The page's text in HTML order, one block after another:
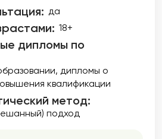
да
18+
дипломы по
дипломы о
квалификации
метод:
подход